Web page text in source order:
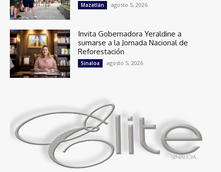
Mazatlán agosto 5, 2026
Invita Gobernadora Yeraldine a
sumarse a la Jornada Nacional de
Reforestación
Sinaloa agosto 5, 2026